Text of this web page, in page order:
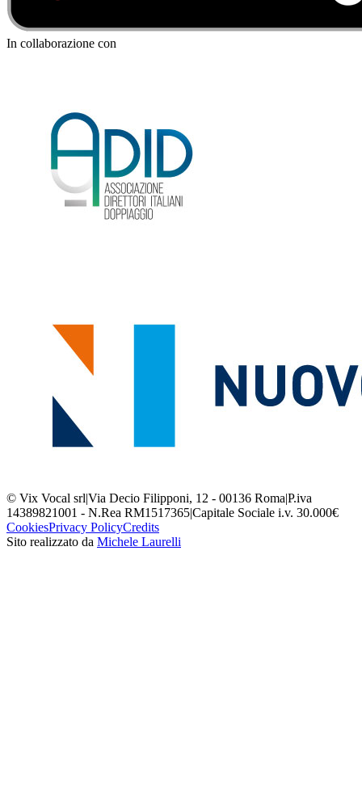
In collaborazione con
© Vix Vocal srl|Via Decio Filipponi, 12 - 00136 Roma|P.iva
14389821001 - N.Rea RM1517365|Capitale Sociale i.v. 30.000€
CookiesPrivacy PolicyCredits
Sito realizzato da Michele Laurelli